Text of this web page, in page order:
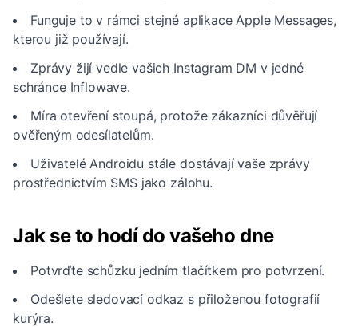
Funguje to v rámci stejné aplikace Apple Messages,
kterou již používají.
Zprávy žijí vedle vašich Instagram DM v jedné
schránce Inflowave.
Míra otevření stoupá, protože zákazníci důvěřují
ověřeným odesílatelům.
Uživatelé Androidu stále dostávají vaše zprávy
prostřednictvím SMS jako zálohu.
Jak se to hodí do vašeho dne
Potvrďte schůzku jedním tlačítkem pro potvrzení.
Odešlete sledovací odkaz s přiloženou fotografií
kurýra.